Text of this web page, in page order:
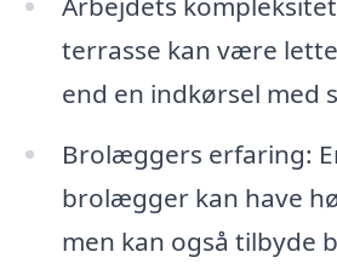
terrasse kan være
end en indkørsel med
Brolæggers erfaring:
brolægger kan have
men kan også tilbyde